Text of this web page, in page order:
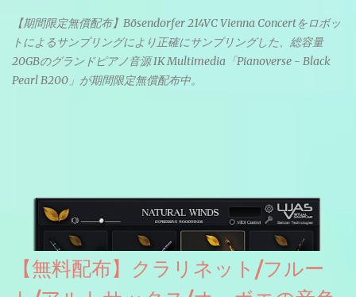
【期間限定無償配布】Bösendorfer 214VC Vienna Concertをロボッ
トによるサンプリングにより正確にサンプリングした、総容量
20GBのグランドピアノ音源 IK Multimedia「Pianoverse - Black
Pearl B200」が期間限定無償配布中。
【無料配布】クラリネット/フルー